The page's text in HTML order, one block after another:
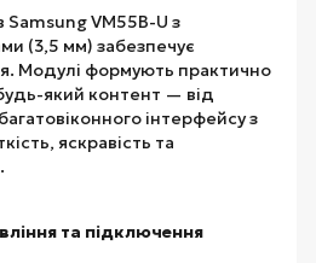
Samsung VM55B-U з
(3,5 мм) забезпечує
Модулі формують практично
який контент — від
інтерфейсу з
яскравість та
та підключення